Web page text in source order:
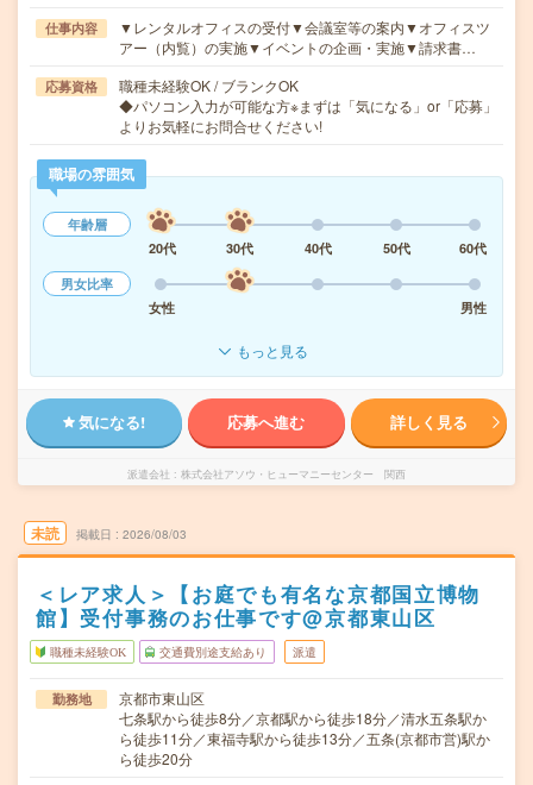
仕事内容
▼レンタルオフィスの受付▼会議室等の案内▼オフィスツ
アー（内覧）の実施▼イベントの企画・実施▼請求書…
応募資格
職種未経験OK / ブランクOK
◆パソコン入力が可能な方※まずは「気になる」or「応募」
よりお気軽にお問合せください!
職場の雰囲気
年齢層
20代
30代 40代 50代
60代
男女比率
女性
男性
もっと見る
気になる! 応募へ進む 詳しく見る
派遣会社 株式会社アソウ・ヒューマニーセンター 関西
未読 掲載日 2026/08/03
＜レア求人＞【お庭でも有名な京都国立博物
館】受付事務のお仕事です@京都東山区
職種未経験OK 交通費別途支給あり 派遣
勤務地
京都市東山区
七条駅から徒歩8分／京都駅から徒歩18分／清水五条駅か
ら徒歩11分／東福寺駅から徒歩13分／五条(京都市営)駅か
ら徒歩20分